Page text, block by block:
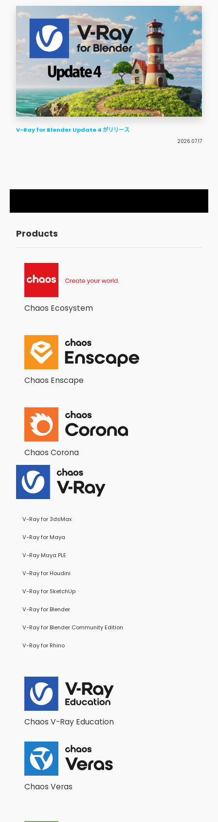
V-Ray for Blender Update 4 がリリース
2026.07.17
Products
Chaos Ecosystem
Chaos Enscape
Chaos Corona
V-Ray for 3dsMax
V-Ray for Maya
V-Ray Maya PLE
V-Ray for Houdini
V-Ray for SketchUp
V-Ray for Blender
V-Ray for Blender Community Edition
V-Ray for Rhino
Chaos V-Ray Education
Chaos Veras